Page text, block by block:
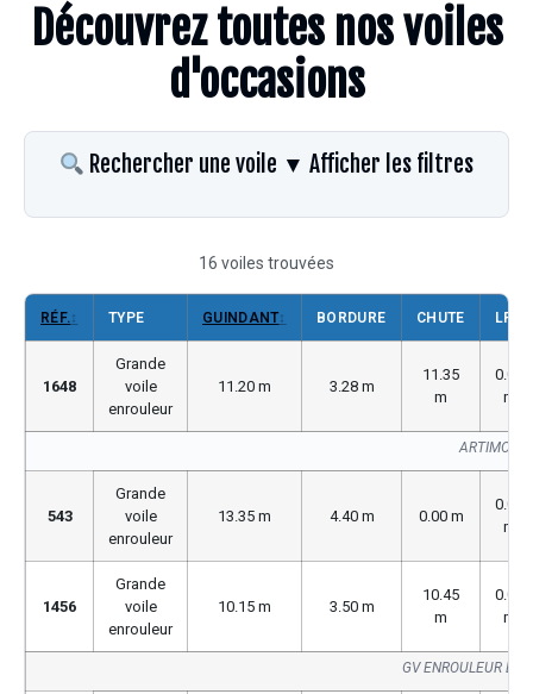
Découvrez toutes nos voiles
d'occasions
Rechercher une voile ▼ Afficher les filtres
16 voiles trouvées
RÉF.↕ TYPE GUINDANT↕ BORDURE CHUTE LP
1648
Grande
voile
enrouleur
11.20 m 3.28 m
11.35
m
0.00
m
ARTIMON
543
Grande
voile
enrouleur
13.35 m 4.40 m 0.00 m
0.00
m
1456
Grande
voile
enrouleur
10.15 m 3.50 m
10.45
m
0.00
m
GV ENROULEUR